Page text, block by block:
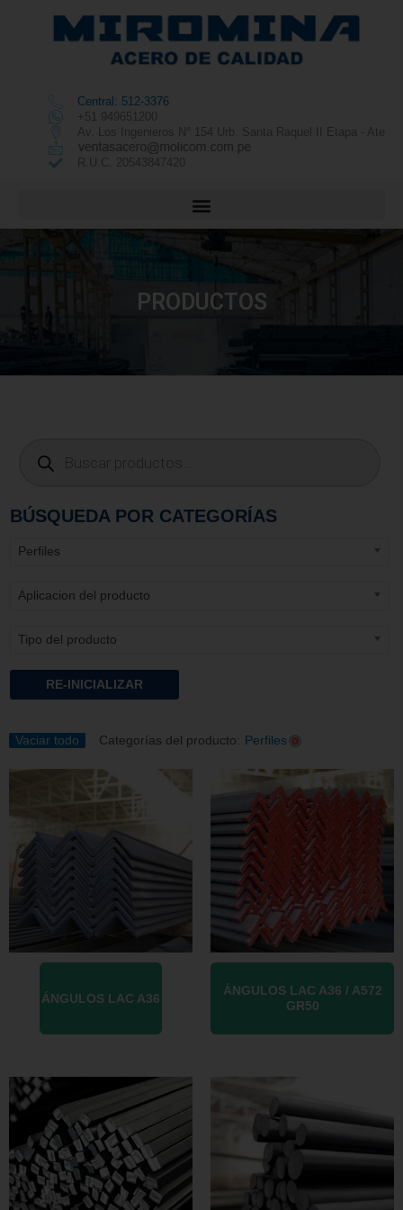
Central: 512-3376
+51 949651200
Av. Los Ingenieros N° 154 Urb. Santa Raquel II Etapa - Ate
R.U.C. 20543847420
PRODUCTOS
BÚSQUEDA POR CATEGORÍAS
Perfiles
Aplicacion del producto
Tipo del producto
RE-INICIALIZAR
Vaciar todo Categorías del producto: Perfiles
ÁNGULOS LAC A36
ÁNGULOS LAC A36 / A572
GR50